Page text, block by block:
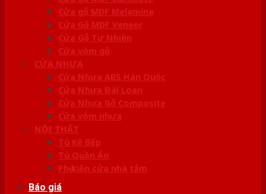
Cửa gỗ MDF Melamine
Cửa Gỗ MDF Veneer
Cửa Gỗ Tự Nhiên
Cửa vòm gỗ
CỬA NHỰA
Cửa Nhựa ABS Hàn Quốc
Cửa Nhựa Đài Loan
Cửa Nhựa Gỗ Composite
Cửa vòm nhựa
NỘI THẤT
Tủ Kệ Bếp
Tủ Quần Áo
Phụ kiện cửa nhà tắm
Báo giá